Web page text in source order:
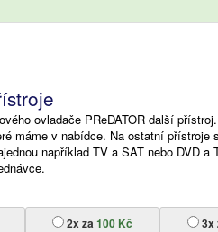
ovladače PReDATOR další přístroj.
máme v nabídce. Na ostatní přístroje
například TV a SAT nebo DVD a
2x za100 Kč 3x